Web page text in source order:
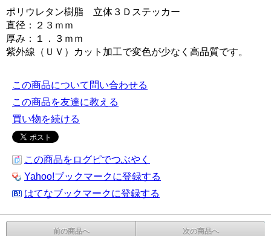
ポリウレタン樹脂 立体３Ｄステッカー
直径：２３ｍｍ
厚み：１．３ｍｍ
紫外線（ＵＶ）カット加工で変色が少なく高品質です。
この商品について問い合わせる
この商品を友達に教える
買い物を続ける
この商品をログピでつぶやく
Yahoo!ブックマークに登録する
はてなブックマークに登録する
前の商品へ 次の商品へ